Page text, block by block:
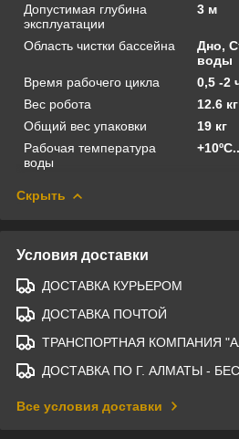
Допустимая глубина
эксплуатации
3 м
Область чистки бассейна
Дно,
воды
Время рабочего цикла
0,5 -2
Вес робота
12.6 кг
Общий вес упаковки
19 кг
Рабочая температура
воды
Скрыть
Условия доставки
ДОСТАВКА КУРЬЕРОМ
ДОСТАВКА ПОЧТОЙ
ТРАНСПОРТНАЯ КОМПАНИЯ
ДОСТАВКА ПО Г. АЛМАТЫ -
Все условия доставки